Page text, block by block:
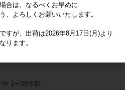
ターナショナル■■X'mas■ 壁掛アドベ
ントカレンダー 森の動物のクリスマス
ツリー
中 1〜30件目
合は、なるべくお早めに
、よろしくお願いいたします。
すが、出荷は2026年8月17日(月)より
ります。